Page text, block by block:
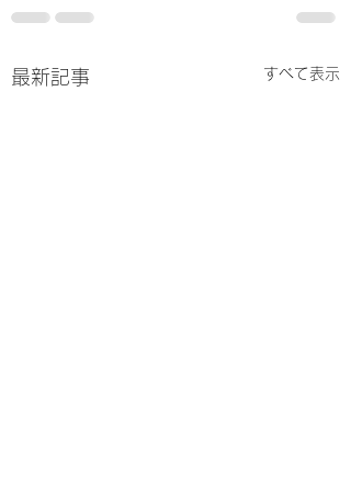
最新記事 すべて表示